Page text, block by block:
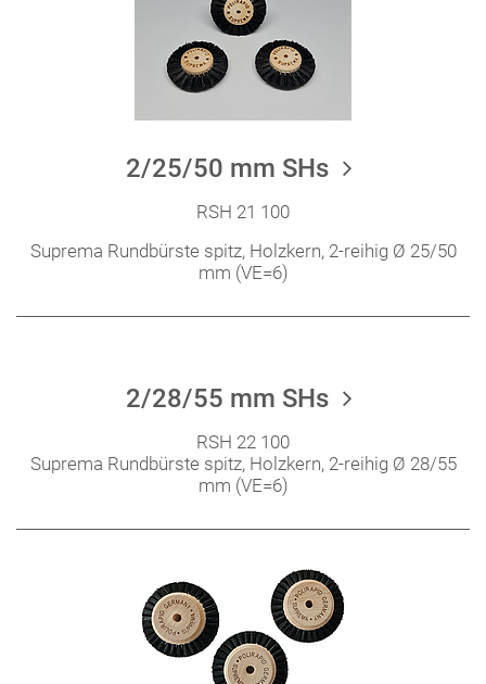
2/25/50 mm SHs
RSH 21 100
Suprema Rundbürste spitz, Holzkern, 2-reihig Ø 25/50
mm (VE=6)
2/28/55 mm SHs
RSH 22 100
Suprema Rundbürste spitz, Holzkern, 2-reihig Ø 28/55
mm (VE=6)